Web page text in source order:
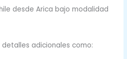
desde Arica bajo modalidad
adicionales como: